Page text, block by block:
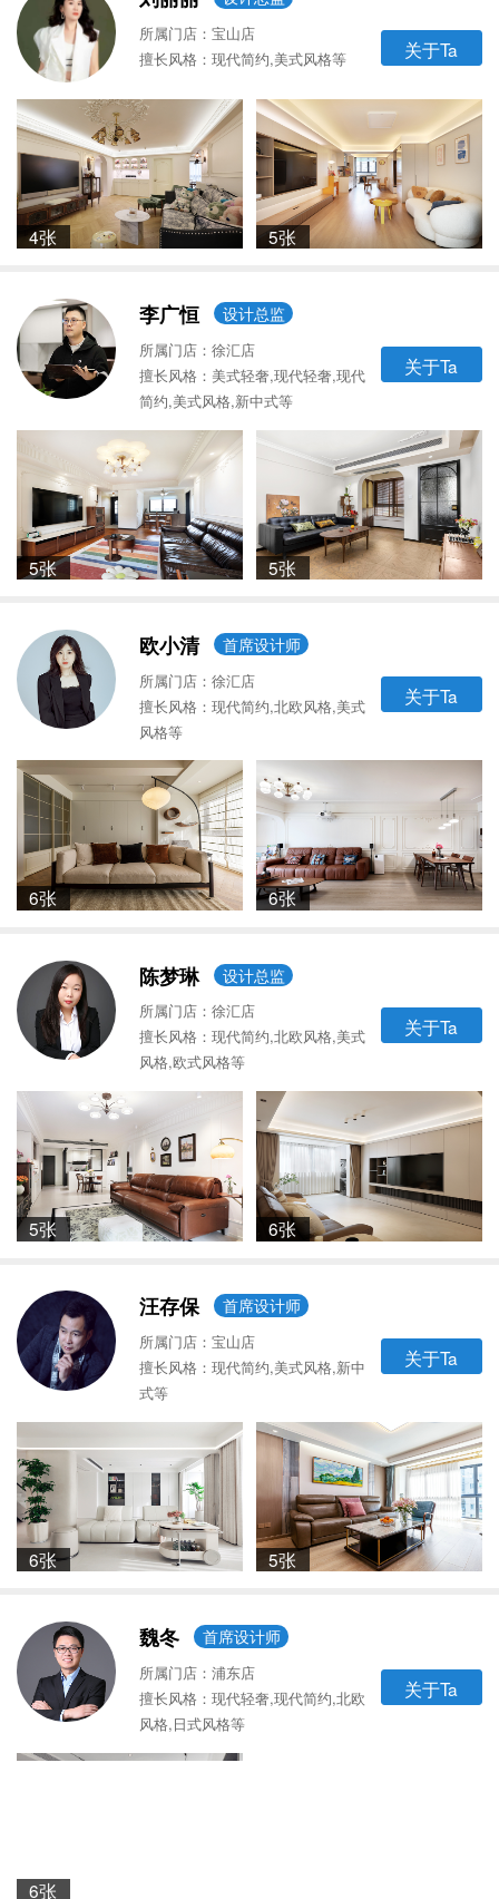
所属门店：宝山店
擅长风格：现代简约,美式风格等
关于Ta
4张 5张
李广恒 设计总监
所属门店：徐汇店
擅长风格：美式轻奢,现代轻奢,现代
简约,美式风格,新中式等
关于Ta
5张 5张
欧小清 首席设计师
所属门店：徐汇店
擅长风格：现代简约,北欧风格,美式
风格等
关于Ta
6张 6张
陈梦琳 设计总监
所属门店：徐汇店
擅长风格：现代简约,北欧风格,美式
风格,欧式风格等
关于Ta
5张 6张
汪存保 首席设计师
所属门店：宝山店
擅长风格：现代简约,美式风格,新中
式等
关于Ta
6张 5张
魏冬 首席设计师
所属门店：浦东店
擅长风格：现代轻奢,现代简约,北欧
风格,日式风格等
关于Ta
6张